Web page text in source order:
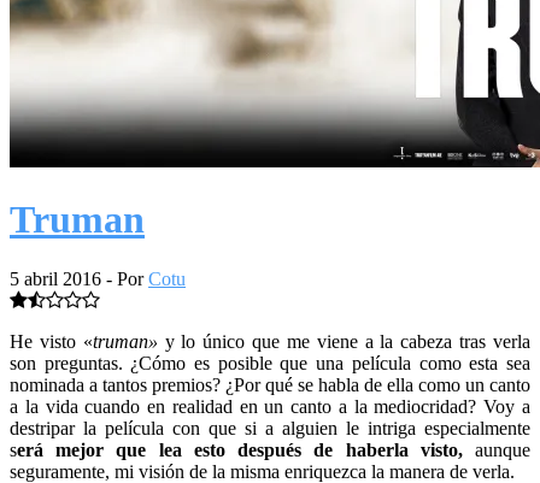
Truman
5 abril 2016 - PorCotu
He visto «truman» y lo único que me viene a la cabeza tras verla
son preguntas. ¿Cómo es posible que una película como esta sea
nominada a tantos premios? ¿Por qué se habla de ella como un canto
a la vida cuando en realidad en un canto a la mediocridad? Voy a
destripar la película con que si a alguien le intriga especialmente
será mejor que lea esto después de haberla visto,aunque
seguramente, mi visión de la misma enriquezca la manera de verla.